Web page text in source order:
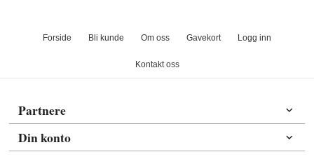
Forside Bli kunde Om oss Gavekort Logg inn
Kontakt oss
Partnere
Din konto